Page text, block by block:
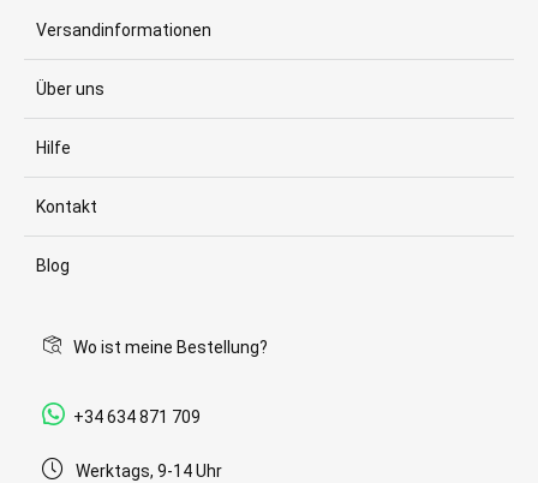
Versandinformationen
Über uns
Hilfe
Kontakt
Blog
Wo ist meine Bestellung?
+34 634 871 709
Werktags, 9-14 Uhr